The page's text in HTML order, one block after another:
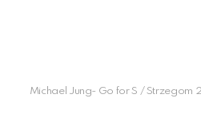
Michael Jung- Go for S / Strzegom